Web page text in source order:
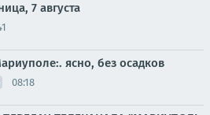
7 августа
ясно, без осадков
08:18